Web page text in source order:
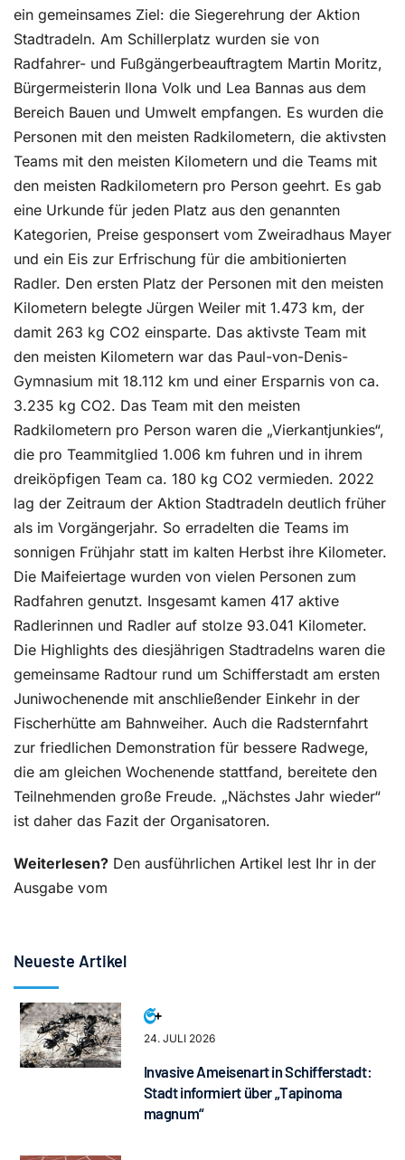
ein gemeinsames Ziel: die Siegerehrung der Aktion
Stadtradeln. Am Schillerplatz wurden sie von
Radfahrer- und Fußgängerbeauftragtem Martin Moritz,
Bürgermeisterin Ilona Volk und Lea Bannas aus dem
Bereich Bauen und Umwelt empfangen. Es wurden die
Personen mit den meisten Radkilometern, die aktivsten
Teams mit den meisten Kilometern und die Teams mit
den meisten Radkilometern pro Person geehrt. Es gab
eine Urkunde für jeden Platz aus den genannten
Kategorien, Preise gesponsert vom Zweiradhaus Mayer
und ein Eis zur Erfrischung für die ambitionierten
Radler. Den ersten Platz der Personen mit den meisten
Kilometern belegte Jürgen Weiler mit 1.473 km, der
damit 263 kg CO2 einsparte. Das aktivste Team mit
den meisten Kilometern war das Paul-von-Denis-
Gymnasium mit 18.112 km und einer Ersparnis von ca.
3.235 kg CO2. Das Team mit den meisten
Radkilometern pro Person waren die „Vierkantjunkies“,
die pro Teammitglied 1.006 km fuhren und in ihrem
dreiköpfigen Team ca. 180 kg CO2 vermieden. 2022
lag der Zeitraum der Aktion Stadtradeln deutlich früher
als im Vorgängerjahr. So erradelten die Teams im
sonnigen Frühjahr statt im kalten Herbst ihre Kilometer.
Die Maifeiertage wurden von vielen Personen zum
Radfahren genutzt. Insgesamt kamen 417 aktive
Radlerinnen und Radler auf stolze 93.041 Kilometer.
Die Highlights des diesjährigen Stadtradelns waren die
gemeinsame Radtour rund um Schifferstadt am ersten
Juniwochenende mit anschließender Einkehr in der
Fischerhütte am Bahnweiher. Auch die Radsternfahrt
zur friedlichen Demonstration für bessere Radwege,
die am gleichen Wochenende stattfand, bereitete den
Teilnehmenden große Freude. „Nächstes Jahr wieder“
ist daher das Fazit der Organisatoren.
Weiterlesen? Den ausführlichen Artikel lest Ihr in der
Ausgabe vom
Neueste Artikel
24. JULI 2026
Invasive Ameisenart in Schifferstadt:
Stadt informiert über „Tapinoma
magnum“